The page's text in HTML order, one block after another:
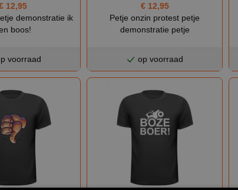
12,95
demonstratie ik
boos!
voorraad
€ 12,95
Petje onzin protest petje
demonstratie petje
op voorraad